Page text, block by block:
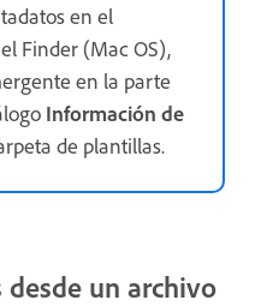
en el
Finder (Mac OS),
en la parte
Información de
de plantillas.
un archivo